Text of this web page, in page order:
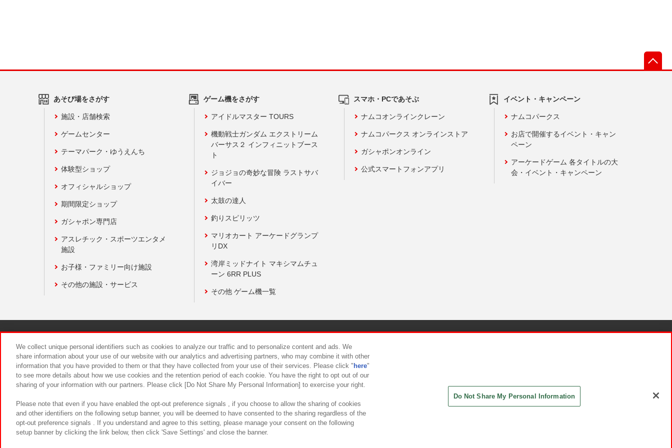
あそび場をさがす
施設・店舗検索
ゲームセンター
テーマパーク・ゆうえんち
体験型ショップ
オフィシャルショップ
期間限定ショップ
ガシャポン専門店
アスレチック・スポーツエンタメ
施設
お子様・ファミリー向け施設
その他の施設・サービス
ゲーム機をさがす
アイドルマスター TOURS
機動戦士ガンダム エクストリーム
バーサス２ インフィニットブース
ト
ジョジョの奇妙な冒険 ラストサバ
イバー
太鼓の達人
釣りスピリッツ
マリオカート アーケードグランプ
リDX
湾岸ミッドナイト マキシマムチュ
ーン 6RR PLUS
その他 ゲーム機一覧
スマホ・PCであそぶ
ナムコオンラインクレーン
ナムコパークス オンラインストア
ガシャポンオンライン
公式スマートフォンアプリ
イベント・キャンペーン
ナムコパークス
お店で開催するイベント・キャン
ペーン
アーケードゲーム 各タイトルの大
会・イベント・キャンペーン
食品のご提供について カスタマーハラスメント対応方針
We collect unique personal identifiers such as cookies to analyze our traffic and to personalize content and ads. We
share information about your use of our website with our analytics and advertising partners, who may combine it with other
information that you have provided to them or that they have collected from your use of their services. Please click " here"
to see more details about how we use cookies and the retention period of each cookie. You have the right to opt out of our
sharing of your information with our partners. Please click [Do Not Share My Personal Information] to exercise your right.
Please note that even if you have enabled the opt-out preference signals , if you choose to allow the sharing of cookies
and other identifiers on the following setup banner, you will be deemed to have consented to the sharing regardless of the
opt-out preference signals . If you understand and agree to this setting, please manage your consent on the following
setup banner by clicking the link below, then click 'Save Settings' and close the banner.
Do Not Share My Personal Information